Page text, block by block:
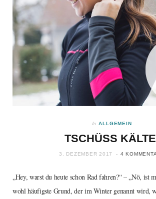
In ALLGEMEIN
TSCHÜSS
3. DEZEMBER 2017 4
„Hey, warst du heute schon Rad fahren?“ – „Nö, ist
wohl häufigste Grund, der im Winter genannt wird,